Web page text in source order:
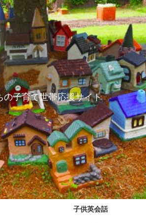
の子育て世帯応援サイト
子供英会話